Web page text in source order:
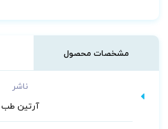
مشخصات محصول
ناشر
آرتین طب